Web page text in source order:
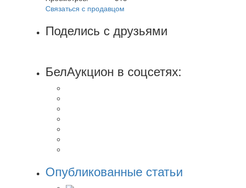
Связаться с продавцом
Поделись с друзьями
БелАукцион в соцсетях:
Опубликованные статьи